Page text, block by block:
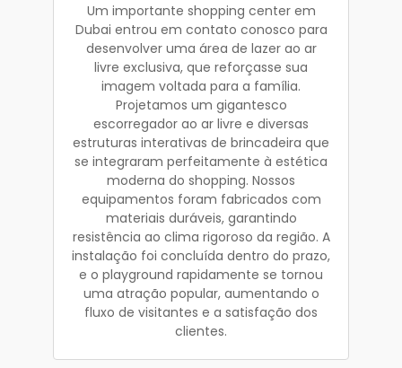
Um importante shopping center em
Dubai entrou em contato conosco para
desenvolver uma área de lazer ao ar
livre exclusiva, que reforçasse sua
imagem voltada para a família.
Projetamos um gigantesco
escorregador ao ar livre e diversas
estruturas interativas de brincadeira que
se integraram perfeitamente à estética
moderna do shopping. Nossos
equipamentos foram fabricados com
materiais duráveis, garantindo
resistência ao clima rigoroso da região. A
instalação foi concluída dentro do prazo,
e o playground rapidamente se tornou
uma atração popular, aumentando o
fluxo de visitantes e a satisfação dos
clientes.